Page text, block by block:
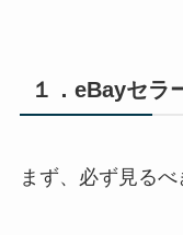
１．eBayセラ
まず、必ず見る